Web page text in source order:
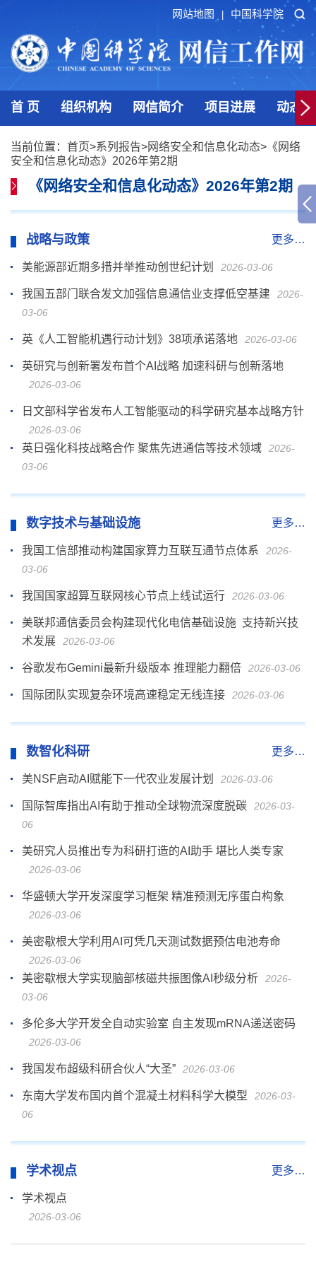
网站地图 中国科学院
首 页 组织机构 网信简介 项目进展 动态
当前位置： 首页>系列报告>网络安全和信息化动态> 《网络
安全和信息化动态》2026年第2期
《网络安全和信息化动态》2026年第2期
战略与政策 更多…
美能源部近期多措并举推动创世纪计划 2026-03-06
我国五部门联合发文加强信息通信业支撑低空基建
2026-
03-06
英《人工智能机遇行动计划》38项承诺落地 2026-03-06
英研究与创新署发布首个AI战略 加速科研与创新落地
2026-03-06
日文部科学省发布人工智能驱动的科学研究基本战略方针
2026-03-06
英日强化科技战略合作 聚焦先进通信等技术领域
2026-
03-06
数字技术与基础设施 更多…
我国工信部推动构建国家算力互联互通节点体系
2026-
03-06
我国国家超算互联网核心节点上线试运行 2026-03-06
美联邦通信委员会构建现代化电信基础设施 支持新兴技
术发展
2026-03-06
谷歌发布Gemini最新升级版本 推理能力翻倍 2026-03-06
国际团队实现复杂环境高速稳定无线连接 2026-03-06
数智化科研 更多…
美NSF启动AI赋能下一代农业发展计划 2026-03-06
国际智库指出AI有助于推动全球物流深度脱碳
2026-03-
06
美研究人员推出专为科研打造的AI助手 堪比人类专家
2026-03-06
华盛顿大学开发深度学习框架 精准预测无序蛋白构象
2026-03-06
美密歇根大学利用AI可凭几天测试数据预估电池寿命
2026-03-06
美密歇根大学实现脑部核磁共振图像AI秒级分析
2026-
03-06
多伦多大学开发全自动实验室 自主发现mRNA递送密码
2026-03-06
我国发布超级科研合伙人“大圣” 2026-03-06
东南大学发布国内首个混凝土材料科学大模型
2026-03-
06
学术视点 更多…
学术视点
2026-03-06